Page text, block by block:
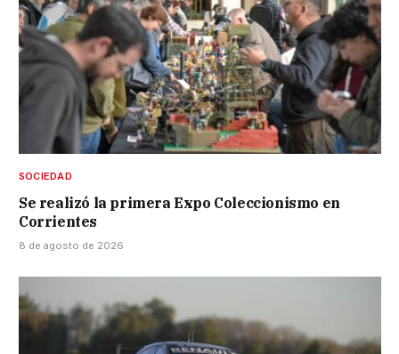
SOCIEDAD
Se realizó la primera Expo Coleccionismo en
Corrientes
8 de agosto de 2026